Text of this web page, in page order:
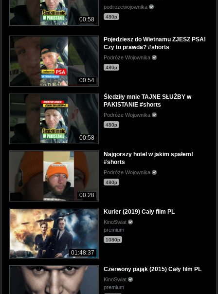
00:58
podrozewojownika
480p
00:54
Pojedziesz do Wietnamu ZJESZ PSA!
Czy to prawda? #shorts
Podróże Wojownika
480p
00:58
Śledziły mnie TAJNE SŁUŻBY w
PAKISTANIE #shorts
Podróże Wojownika
480p
00:28
Najgorszy hotel w jakim spałem!
#shorts
Podróże Wojownika
480p
01:48:37
Kurier (2019) Cały film PL
KinoSwiat
premium
1080p
Czerwony pająk (2015) Cały film PL
KinoSwiat
premium